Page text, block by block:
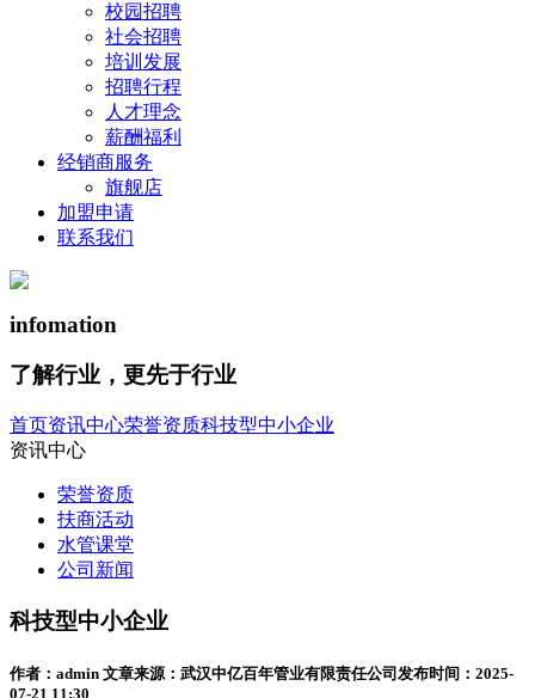
校园招聘
社会招聘
培训发展
招聘行程
人才理念
薪酬福利
经销商服务
旗舰店
加盟申请
联系我们
infomation
了解行业，更先于行业
首页资讯中心荣誉资质科技型中小企业
资讯中心
荣誉资质
扶商活动
水管课堂
公司新闻
科技型中小企业
作者：admin 文章来源：武汉中亿百年管业有限责任公司 发布时间：2025-
07-21 11:30